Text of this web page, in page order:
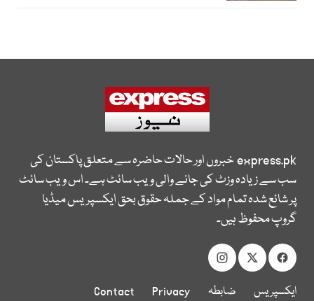
express.pkخبروں اور حالات حاضرہ سے متعلق پاکستان کی
سب سے زیادہ وزٹ کی جانے والی ویب سائٹ ہے۔ اس ویب سائٹ
پر شائع شدہ تمام مواد کے جملہ حقوق بحق ایکسپریس میڈیا
گروپ محفوظ ہیں۔
ایکسپریس
ضابطہ
Privacy
Contact